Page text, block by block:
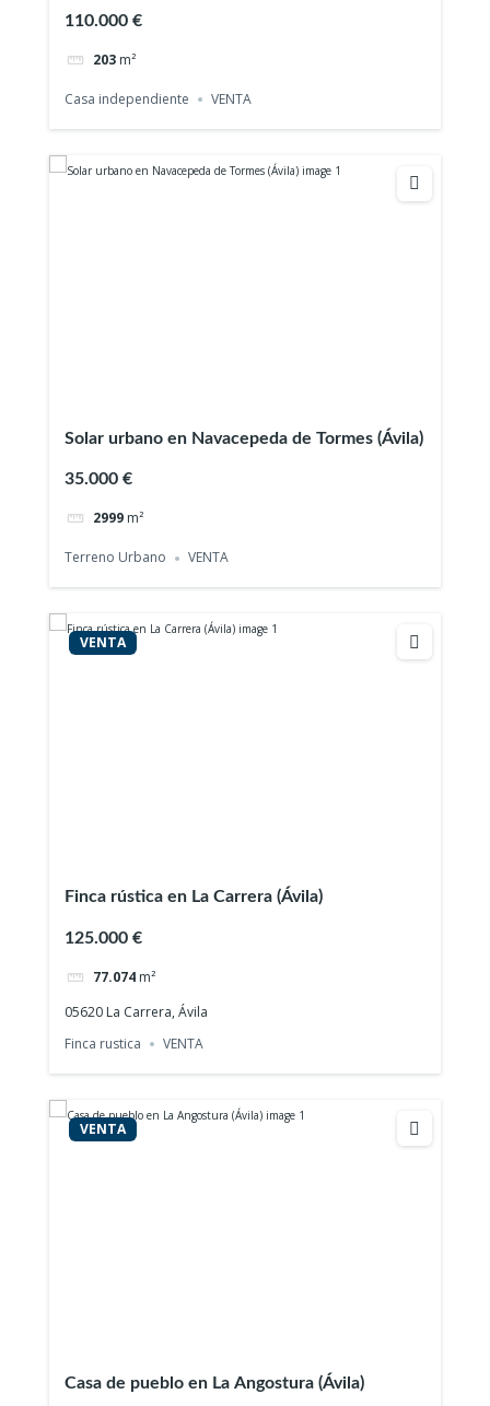
110.000 €
203 m²
Casa independiente VENTA
Solar urbano en Navacepeda de Tormes (Ávila)
35.000 €
2999 m²
Terreno Urbano VENTA
VENTA
Finca rústica en La Carrera (Ávila)
125.000 €
77.074 m²
05620 La Carrera, Ávila
Finca rustica
VENTA
VENTA
Casa de pueblo en La Angostura (Ávila)